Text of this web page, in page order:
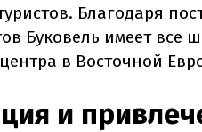
Благодаря
Буковель имеет все
в Восточной
и